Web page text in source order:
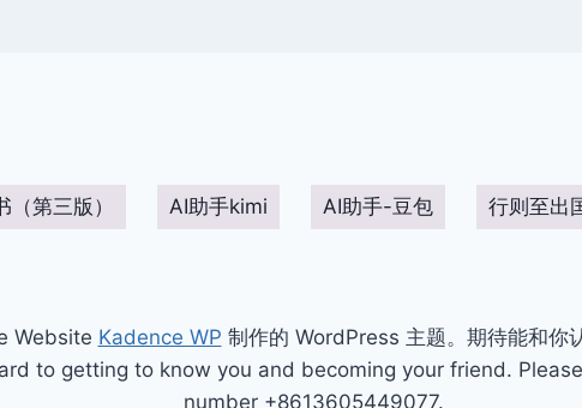
第三版） AI助手kimi AI助手-豆包 行则至出
Website Kadence WP 制作的 WordPress 主题。期待能和你
to getting to know you and becoming your friend.
number +8613605449077.